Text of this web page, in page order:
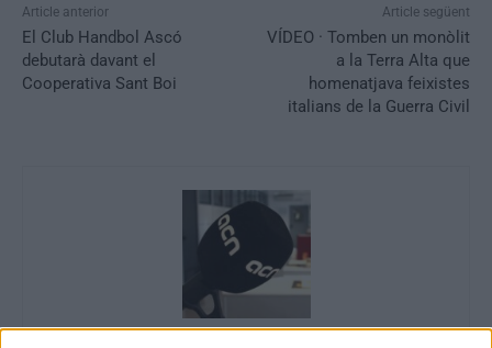
Article anterior
El Club Handbol Ascó
debutarà davant el
Cooperativa Sant Boi
Article següent
VÍDEO · Tomben un monòlit
a la Terra Alta que
homenatjava feixistes
italians de la Guerra Civil